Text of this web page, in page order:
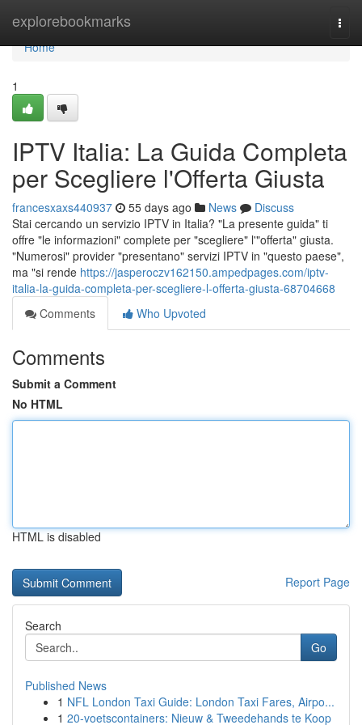
explorebookmarks
Home
Home
1
IPTV Italia: La Guida Completa
per Scegliere l'Offerta Giusta
francesxaxs440937 55 days ago News
Discuss
Stai cercando un servizio IPTV in Italia? "La presente guida" ti
offre "le informazioni" complete per "scegliere" l'"offerta" giusta.
"Numerosi" provider "presentano" servizi IPTV in "questo paese",
ma "si rende https://jasperoczv162150.ampedpages.com/iptv-
italia-la-guida-completa-per-scegliere-l-offerta-giusta-68704668
Comments
Who Upvoted
Comments
Submit a Comment
No HTML
HTML is disabled
Report Page
Search
Go
Published News
1 NFL London Taxi Guide: London Taxi Fares, Airpo...
1 20-voetscontainers: Nieuw & Tweedehands te Koop